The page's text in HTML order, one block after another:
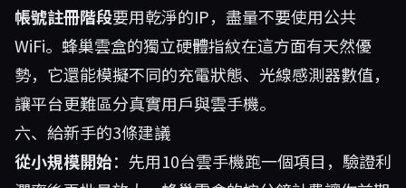
帳號註冊階段要用乾淨的IP，盡量不要使用公共
WiFi。蜂巢雲盒的獨立硬體指紋在這方面有天然優
勢，它還能模擬不同的充電狀態、光線感測器數值，
讓平台更難區分真實用戶與雲手機。
六、給新手的3條建議
從小規模開始：先用10台雲手機跑一個項目，驗證利